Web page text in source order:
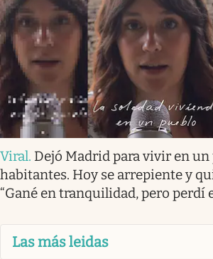
Viral. Dejó Madrid para vivir en un
habitantes. Hoy se arrepiente y
“Gané en tranquilidad, pero perdí
Las más leidas